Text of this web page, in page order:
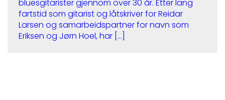
bluesgitarister gjennom over 30 år. Etter lang
fartstid som gitarist og låtskriver for Reidar
Larsen og samarbeidspartner for navn som
Eriksen og Jørn Hoel, har […]